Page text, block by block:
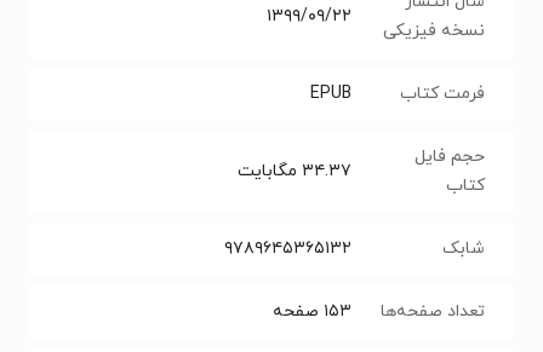
نسخه فیزیکی
۱۳۹۹/۰۹/۲۲
فرمت کتاب EPUB
حجم فایل
کتاب
۳۴.۳۷ مگابایت
شابک ۹۷۸۹۶۴۵۳۶۵۱۳۲
تعداد صفحه‌ها ۱۵۳ صفحه